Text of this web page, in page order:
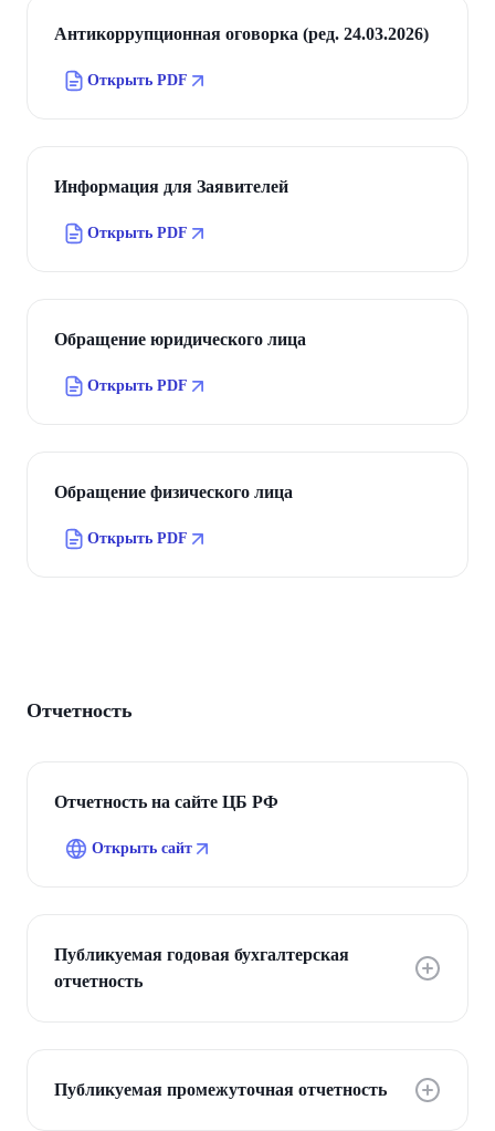
Антикоррупционная оговорка (ред. 24.03.2026)
Открыть PDF
Информация для Заявителей
Открыть PDF
Обращение юридического лица
Открыть PDF
Обращение физического лица
Открыть PDF
Отчетность
Отчетность на сайте ЦБ РФ
Открыть сайт
Публикуемая годовая бухгалтерская
отчетность
Публикуемая промежуточная отчетность